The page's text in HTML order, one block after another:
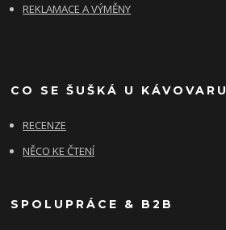
REKLAMACE A VÝMĚNY
CO SE ŠUŠKÁ U KÁVOVARU
RECENZE
NĚCO KE ČTENÍ
SPOLUPRÁCE & B2B